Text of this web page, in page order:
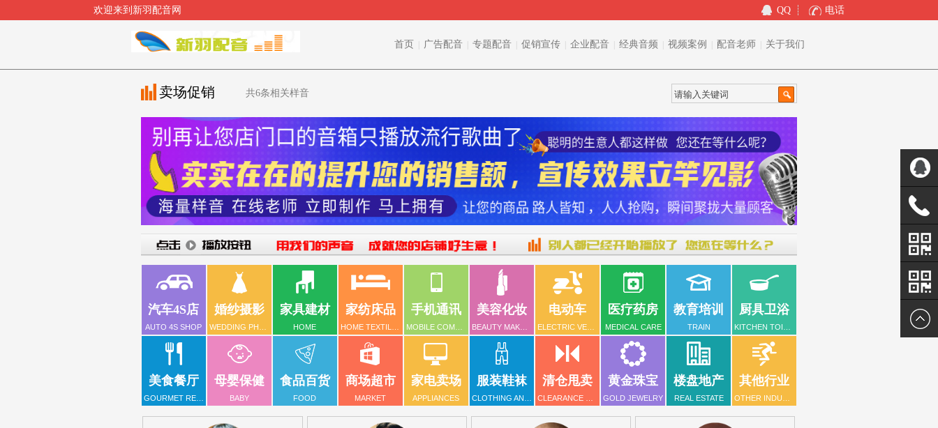
欢迎来到新羽配音网 QQ 电话
关于我们
配音老师
视频案例
经典音频
企业配音
促销宣传
专题配音
广告配音
首页
卖场促销 共6条相关样音
汽车4S店
AUTO 4S SHOP
婚纱摄影 家具建材
HOME
家纺床品 手机通讯
MOBILE COMMUNICATION
美容化妆
BEAUTY MAKEUP
电动车
ELECTRIC VEHICLE
医疗药房
MEDICAL CARE
教育培训
TRAIN
厨具卫浴
美食餐厅
GOURMET RESTAURANT
母婴保健
BABY
食品百货
FOOD
商场超市
MARKET
家电卖场
APPLIANCES
服装鞋袜 清仓甩卖 黄金珠宝
GOLD JEWELRY
楼盘地产
REAL ESTATE
其他行业
关注二
维码
关注二